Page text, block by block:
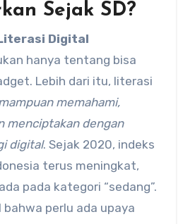
Sejak SD?
Digital
hanya tentang bisa
Lebih dari itu, literasi
memahami,
menciptakan dengan
digital. Sejak 2020, indeks
terus meningkat,
pada kategori “sedang”.
bahwa perlu ada upaya